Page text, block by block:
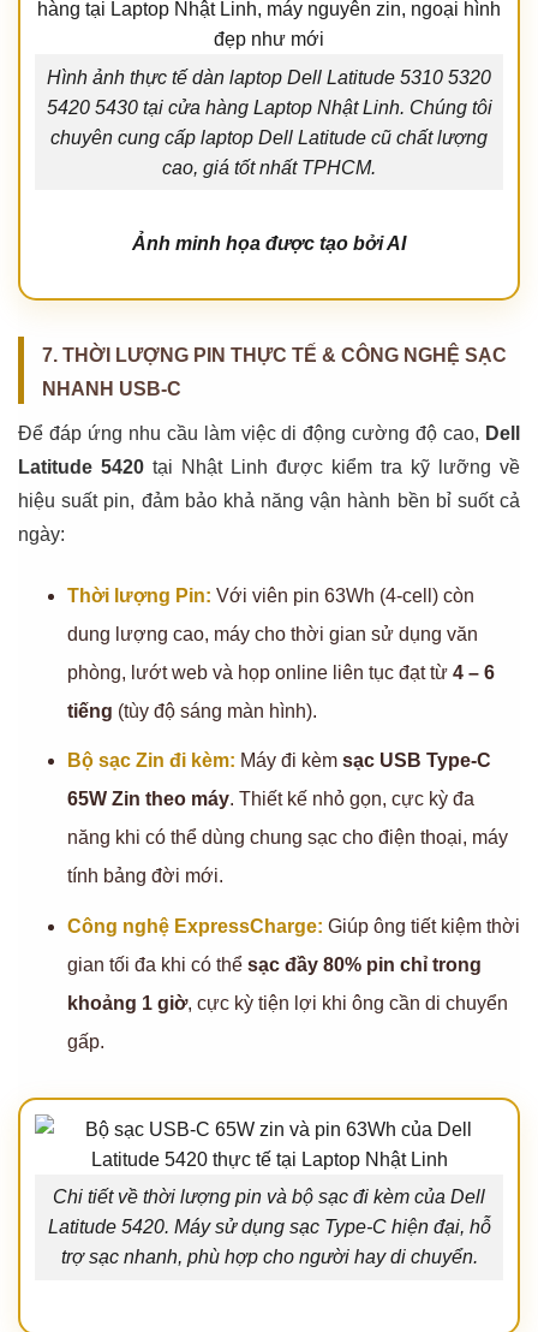
Hình ảnh thực tế dàn laptop Dell Latitude 5310 5320
5420 5430 tại cửa hàng Laptop Nhật Linh. Chúng tôi
chuyên cung cấp laptop Dell Latitude cũ chất lượng
cao, giá tốt nhất TPHCM.
Ảnh minh họa được tạo bởi AI
7. THỜI LƯỢNG PIN THỰC TẾ & CÔNG NGHỆ SẠC
NHANH USB-C
Để đáp ứng nhu cầu làm việc di động cường độ cao, Dell
Latitude 5420 tại Nhật Linh được kiểm tra kỹ lưỡng về
hiệu suất pin, đảm bảo khả năng vận hành bền bỉ suốt cả
ngày:
Thời lượng Pin: Với viên pin 63Wh (4-cell) còn
dung lượng cao, máy cho thời gian sử dụng văn
phòng, lướt web và họp online liên tục đạt từ 4 – 6
tiếng (tùy độ sáng màn hình).
Bộ sạc Zin đi kèm: Máy đi kèm sạc USB Type-C
65W Zin theo máy. Thiết kế nhỏ gọn, cực kỳ đa
năng khi có thể dùng chung sạc cho điện thoại, máy
tính bảng đời mới.
Công nghệ ExpressCharge: Giúp ông tiết kiệm thời
gian tối đa khi có thể sạc đầy 80% pin chỉ trong
khoảng 1 giờ, cực kỳ tiện lợi khi ông cần di chuyển
gấp.
Chi tiết về thời lượng pin và bộ sạc đi kèm của Dell
Latitude 5420. Máy sử dụng sạc Type-C hiện đại, hỗ
trợ sạc nhanh, phù hợp cho người hay di chuyển.